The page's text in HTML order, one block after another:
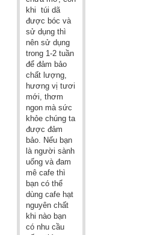
khi túi dã
được bóc và
sử dụng thì
nên sử dụng
trong 1-2 tuần
để đảm bảo
chất lượng,
hương vị tươi
mới, thơm
ngon mà sức
khỏe chúng ta
được đảm
bảo. Nếu bạn
là người sành
uống và đam
mê cafe thì
bạn có thể
dùng cafe hạt
nguyên chất
khi nào bạn
có nhu cầu